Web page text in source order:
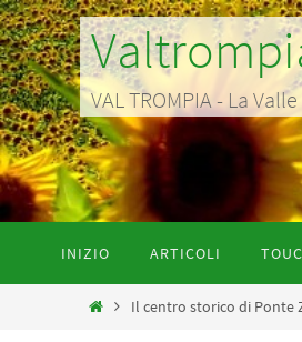
Salta
al
contenuto
VAL TROMPIA - La
contenuto
INIZIO ARTICOLI
HomeIl centro storico di Ponte